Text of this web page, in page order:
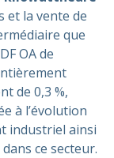
et la vente de
que
OA de
de 0,3 %,
à l’évolution
industriel ainsi
ce secteur.